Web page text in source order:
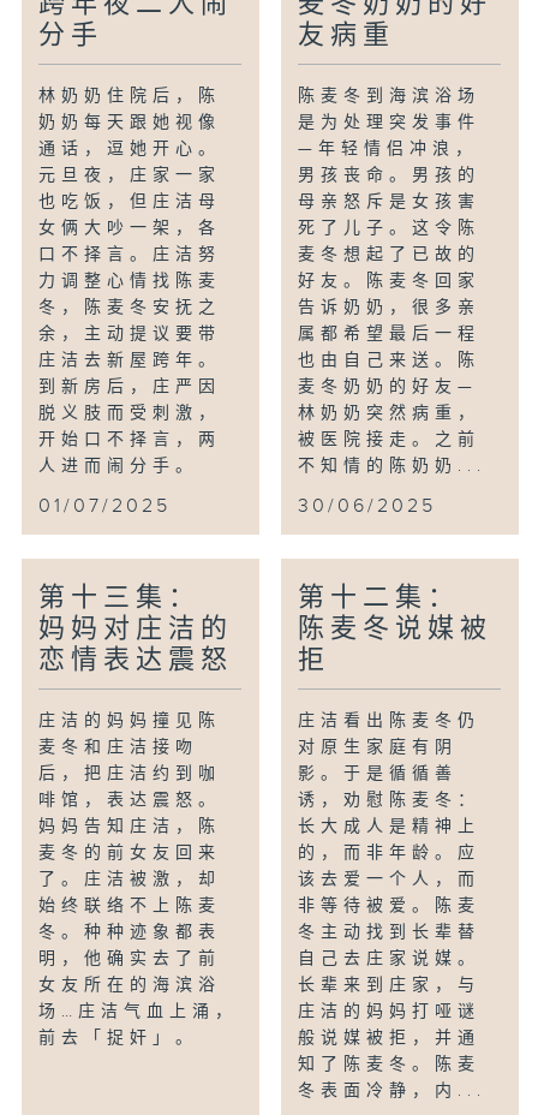
分手
林奶奶住院后，陈
奶奶每天跟她视像
通话，逗她开心。
元旦夜，庄家一家
也吃饭，但庄洁母
女俩大吵一架，各
口不择言。庄洁努
力调整心情找陈麦
冬，陈麦冬安抚之
余，主动提议要带
庄洁去新屋跨年。
到新房后，庄严因
脱义肢而受刺激，
开始口不择言，两
人进而闹分手。
01/07/2025
友病重
陈麦冬到海滨浴场
是为处理突发事件
—年轻情侣冲浪，
男孩丧命。男孩的
母亲怒斥是女孩害
死了儿子。这令陈
麦冬想起了已故的
好友。陈麦冬回家
告诉奶奶，很多亲
属都希望最后一程
也由自己来送。陈
麦冬奶奶的好友—
林奶奶突然病重，
被医院接走。之前
不知情的陈奶奶...
30/06/2025
第十三集：
妈妈对庄洁的
恋情表达震怒
庄洁的妈妈撞见陈
麦冬和庄洁接吻
后，把庄洁约到咖
啡馆，表达震怒。
妈妈告知庄洁，陈
麦冬的前女友回来
了。庄洁被激，却
始终联络不上陈麦
冬。种种迹象都表
明，他确实去了前
女友所在的海滨浴
场…庄洁气血上涌，
前去「捉奸」。
第十二集：
陈麦冬说媒被
拒
庄洁看出陈麦冬仍
对原生家庭有阴
影。于是循循善
诱，劝慰陈麦冬：
长大成人是精神上
的，而非年龄。应
该去爱一个人，而
非等待被爱。陈麦
冬主动找到长辈替
自己去庄家说媒。
长辈来到庄家，与
庄洁的妈妈打哑谜
般说媒被拒，并通
知了陈麦冬。陈麦
冬表面冷静，内...